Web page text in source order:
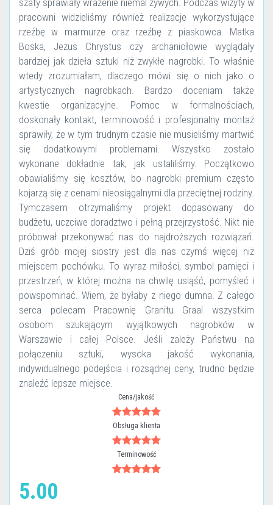
szaty sprawiały wrażenie niemal żywych. Podczas wizyty w
pracowni widzieliśmy również realizacje wykorzystujące
rzeźbę w marmurze oraz rzeźbę z piaskowca. Matka
Boska, Jezus Chrystus czy archaniołowie wyglądały
bardziej jak dzieła sztuki niż zwykłe nagrobki. To właśnie
wtedy zrozumiałam, dlaczego mówi się o nich jako o
artystycznych nagrobkach. Bardzo doceniam także
kwestie organizacyjne. Pomoc w formalnościach,
doskonały kontakt, terminowość i profesjonalny montaż
sprawiły, że w tym trudnym czasie nie musieliśmy martwić
się dodatkowymi problemami. Wszystko zostało
wykonane dokładnie tak, jak ustaliliśmy. Początkowo
obawialiśmy się kosztów, bo nagrobki premium często
kojarzą się z cenami nieosiągalnymi dla przeciętnej rodziny.
Tymczasem otrzymaliśmy projekt dopasowany do
budżetu, uczciwe doradztwo i pełną przejrzystość. Nikt nie
próbował przekonywać nas do najdroższych rozwiązań.
Dziś grób mojej siostry jest dla nas czymś więcej niż
miejscem pochówku. To wyraz miłości, symbol pamięci i
przestrzeń, w której można na chwilę usiąść, pomyśleć i
powspominać. Wiem, że byłaby z niego dumna. Z całego
serca polecam Pracownię Granitu Graal wszystkim
osobom szukającym wyjątkowych nagrobków w
Warszawie i całej Polsce. Jeśli zależy Państwu na
połączeniu sztuki, wysoka jakość wykonania,
indywidualnego podejścia i rozsądnej ceny, trudno będzie
znaleźć lepsze miejsce.
Cena/jakość
Obsługa klienta
Terminowość
5.00